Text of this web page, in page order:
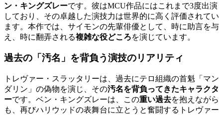
ン・キングズレーです。彼はMCU作品にはこれまで3度出演
しており、その卓越した演技力は世界的に高く評価されてい
ます。本作では、サイモンの先輩俳優として、時に助言を与
え、時に翻弄される複雑な役どころを演じています。
過去の「汚名」を背負う演技のリアリティ
トレヴァー・スラッタリーは、過去にテロ組織の首魁「マン
ダリン」の偽物を演じ、その汚名を背負ってきたキャラクタ
ーです。ベン・キングズレーは、この重い過去を抱えながら
も、再びハリウッドの表舞台に立とうと奮闘するトレヴァー